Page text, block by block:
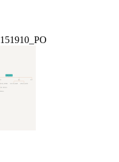
151910_PO